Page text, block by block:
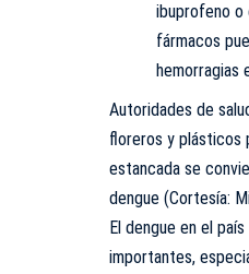
ibuprofeno o
fármacos
hemorragias
Autoridades de
floreros y plásticos
estancada se
dengue (Cortesía:
El dengue en el
importantes,